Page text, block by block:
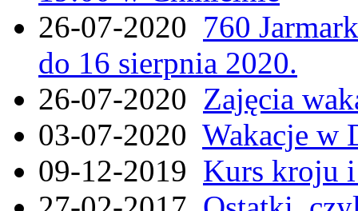
26-07-2020 760
do 16 sierpnia 2020.
26-07-2020 Zajęcia
03-07-2020 Wakacje w
09-12-2019 Kurs kroju i